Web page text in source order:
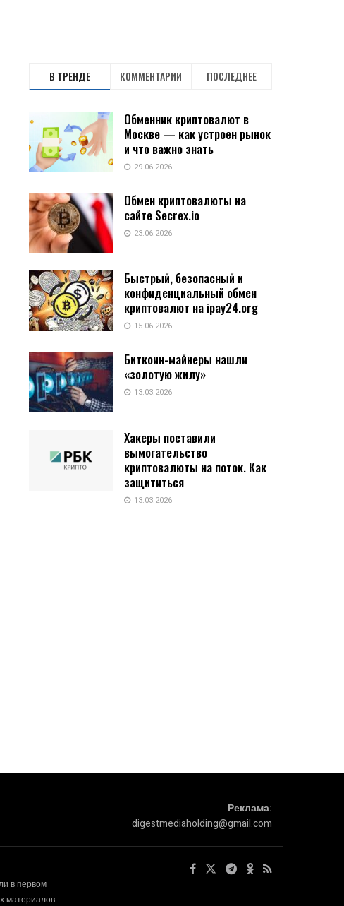
В ТРЕНДЕ КОММЕНТАРИИ ПОСЛЕДНЕЕ
Обменник криптовалют в
Москве — как устроен рынок
и что важно знать
29.06.2026
Обмен криптовалюты на
сайте Secrex.io
23.06.2026
Быстрый, безопасный и
конфиденциальный обмен
криптовалют на ipay24.org
15.06.2026
Биткоин-майнеры нашли
«золотую жилу»
13.03.2026
Хакеры поставили
вымогательство
криптовалюты на поток. Как
защититься
13.03.2026
Реклама:
digestmediaholding@gmail.com
в первом
материалов